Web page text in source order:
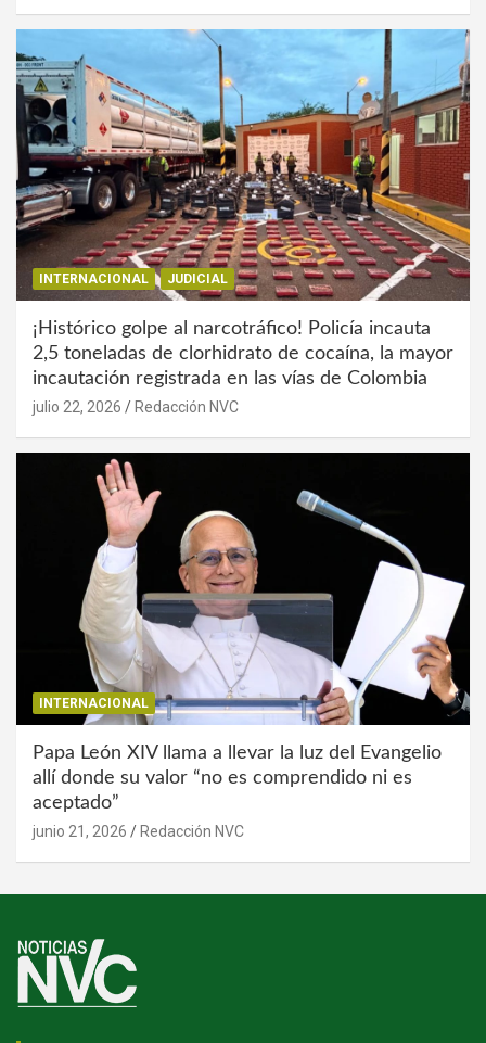
INTERNACIONAL JUDICIAL
¡Histórico golpe al narcotráfico! Policía incauta
2,5 toneladas de clorhidrato de cocaína, la mayor
incautación registrada en las vías de Colombia
julio 22, 2026 Redacción NVC
INTERNACIONAL
Papa León XIV llama a llevar la luz del Evangelio
allí donde su valor “no es comprendido ni es
aceptado”
junio 21, 2026 Redacción NVC